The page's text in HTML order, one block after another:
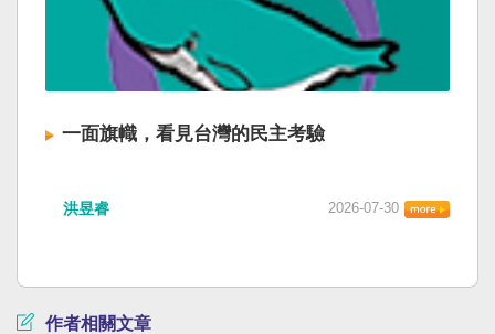
一面旗幟，看見台灣的民主考驗
洪昱睿 2026-07-30
作者相關文章